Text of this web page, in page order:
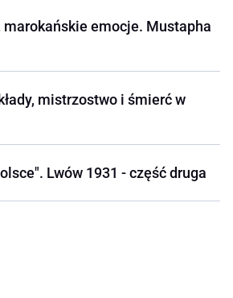
marokańskie emocje. Mustapha
mistrzostwo i śmierć w
Lwów 1931 - część druga